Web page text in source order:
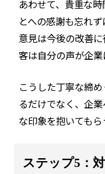
あわせて、貴重な
とへの感謝も忘れ
意見は今後の改善
客は自分の声が企業
こうした丁寧な締
るだけでなく、企
な印象を抱いてもら
ステップ5：